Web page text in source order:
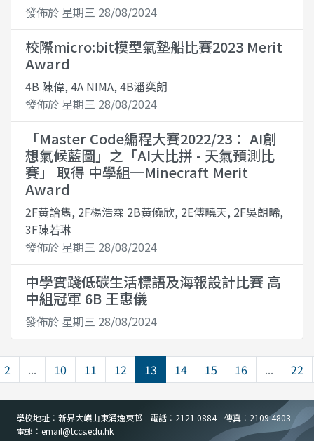
發佈於 星期三 28/08/2024
校際micro:bit模型氣墊船比賽2023 Merit
Award
4B 陳偉, 4A NIMA, 4B潘奕朗
發佈於 星期三 28/08/2024
「Master Code編程大賽2022/23： AI創
想氣候藍圖」之「AI大比拼 - 天氣預測比
賽」 取得 中學組─Minecraft Merit
Award
2F黃詒雋, 2F楊浩霖 2B黃僥欣, 2E傅曉天, 2F吳朗晞,
3F陳若琳
發佈於 星期三 28/08/2024
中學實踐低碳生活標語及海報設計比賽 高
中組冠軍 6B 王惠儀
發佈於 星期三 28/08/2024
2 ... 10 11 12 13 14 15 16 ... 22
學校地址︰新界大嶼山東涌逸東邨 電話︰2121 0884
傳真︰2109 4803
電郵︰email@tccs.edu.hk